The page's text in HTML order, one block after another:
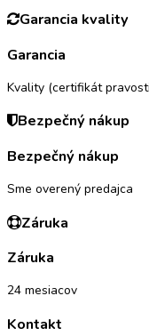
Garancia kvality
Garancia
Kvality (certifikát
Bezpečný nákup
Bezpečný nákup
Sme overený predajca
Záruka
Záruka
24 mesiacov
Kontakt